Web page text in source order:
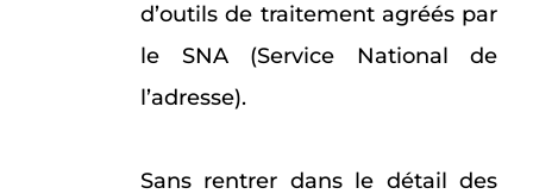
d’outils de traitement agréés par
le SNA (Service National de
l’adresse).
Sans rentrer dans le détail des